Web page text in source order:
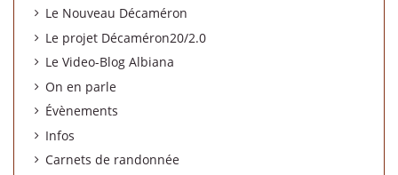
Le Nouveau Décaméron
Le projet Décaméron20/2.0
Le Video-Blog Albiana
On en parle
Évènements
Infos
Carnets de randonnée